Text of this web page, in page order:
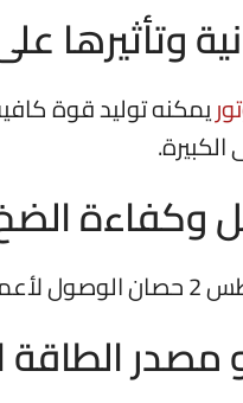
وتأثيرها
يمكنه توليد قوة
وكفاءة
التركيب.
مصدر